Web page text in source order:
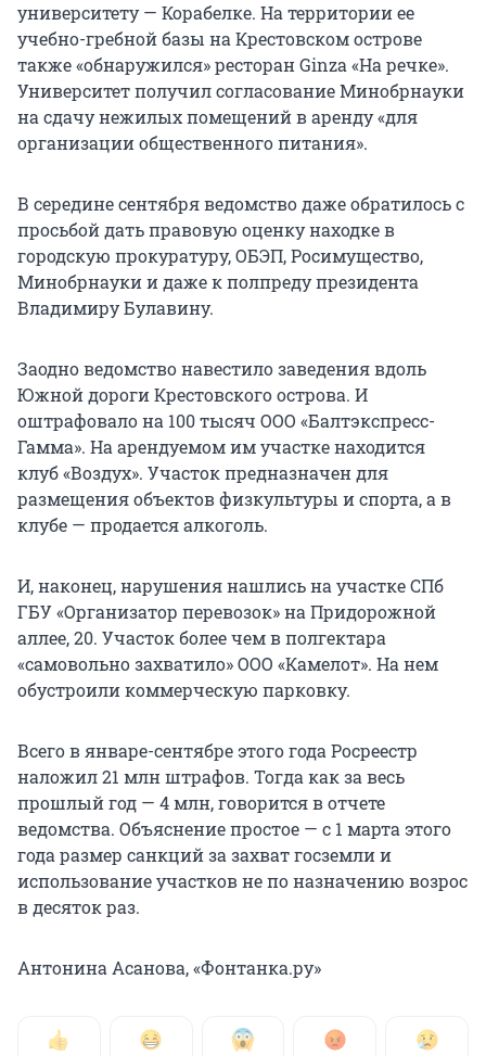
университету — Корабелке. На территории ее
учебно-гребной базы на Крестовском острове
также «обнаружился» ресторан Ginza «На речке».
Университет получил согласование Минобрнауки
на сдачу нежилых помещений в аренду «для
организации общественного питания».
В середине сентября ведомство даже обратилось с
просьбой дать правовую оценку находке в
городскую прокуратуру, ОБЭП, Росимущество,
Минобрнауки и даже к полпреду президента
Владимиру Булавину.
Заодно ведомство навестило заведения вдоль
Южной дороги Крестовского острова. И
оштрафовало на 100 тысяч ООО «Балтэкспресс-
Гамма». На арендуемом им участке находится
клуб «Воздух». Участок предназначен для
размещения объектов физкультуры и спорта, а в
клубе — продается алкоголь.
И, наконец, нарушения нашлись на участке СПб
ГБУ «Организатор перевозок» на Придорожной
аллее, 20. Участок более чем в полгектара
«самовольно захватило» ООО «Камелот». На нем
обустроили коммерческую парковку.
Всего в январе-сентябре этого года Росреестр
наложил 21 млн штрафов. Тогда как за весь
прошлый год — 4 млн, говорится в отчете
ведомства. Объяснение простое — с 1 марта этого
года размер санкций за захват госземли и
использование участков не по назначению возрос
в десяток раз.
Антонина Асанова, «Фонтанка.ру»